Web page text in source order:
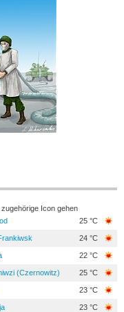
Icon gehen
25 °C
24 °C
22 °C
(Czernowitz) 25 °C
23 °C
23 °C